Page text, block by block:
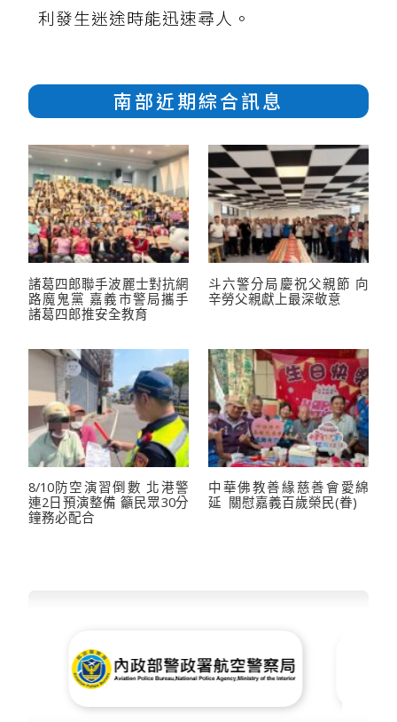
利發生迷途時能迅速尋人。
南部近期綜合訊息
諸葛四郎聯手波麗士對抗網
路魔鬼黨 嘉義市警局攜手
諸葛四郎推安全教育
斗六警分局慶祝父親節 向
辛勞父親獻上最深敬意
8/10防空演習倒數 北港警
連2日預演整備 籲民眾30分
鐘務必配合
中華佛教善緣慈善會愛綿
延 關慰嘉義百歲榮民(眷)